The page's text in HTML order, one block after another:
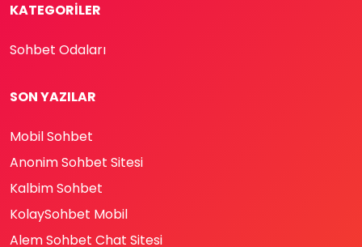
KATEGORILER
Sohbet Odaları
SON YAZILAR
Mobil Sohbet
Anonim Sohbet Sitesi
Kalbim Sohbet
KolaySohbet Mobil
Alem Sohbet Chat Sitesi